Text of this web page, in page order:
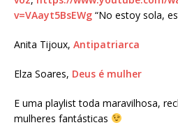
v=VAayt5BsEWg “No estoy sola,
Anita Tijoux, Antipatriarca
Elza Soares, Deus é mulher
E uma playlist toda maravilhosa,
mulheres fantásticas